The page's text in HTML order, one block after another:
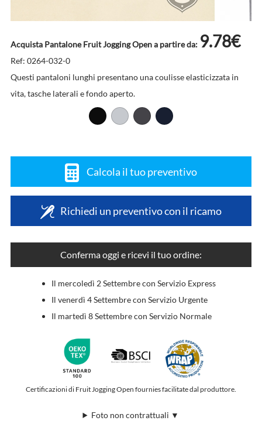
Acquista Pantalone Fruit Jogging Open a partire da: 9.78€
Ref: 0264-032-0
Questi pantaloni lunghi presentano una coulisse elasticizzata in
vita, tasche laterali e fondo aperto.
Calcola il tuo preventivo
Richiedi un preventivo con il ricamo
Conferma oggi e ricevi il tuo ordine:
Il mercoledì 2 Settembre con Servizio Express
Il venerdì 4 Settembre con Servizio Urgente
Il martedì 8 Settembre con Servizio Normale
Certificazioni di Fruit Jogging Open fournies facilitate dal produttore.
Foto non contrattuali ▼